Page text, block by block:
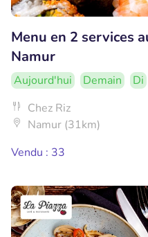
Menu en 2 services
Namur
Aujourd'hui Demain Di
Chez Riz
Namur (31km)
Vendu : 33